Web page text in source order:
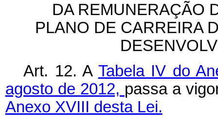
DA REMUNERAÇÃO
PLANO DE CARREIRA
Art. 12. A Tabela IV do
agosto de 2012, passa a
Anexo XVIII desta Lei.